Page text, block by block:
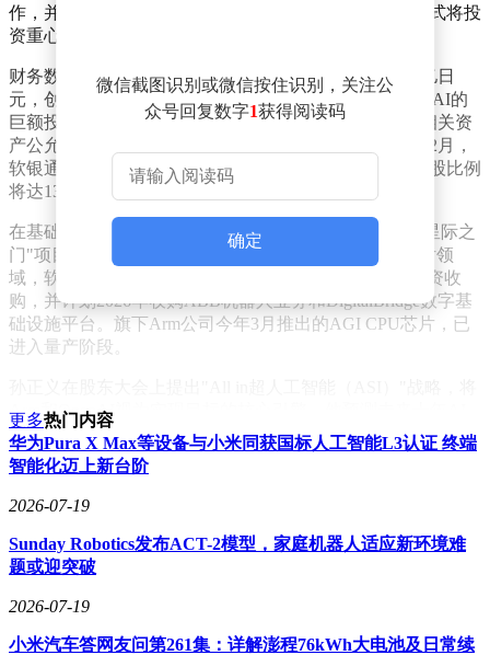
作，并为周边国家提供算力服务。这标志着软银集团正式将投
资重心转向人工智能领域。
财务数据显示，软银集团2025财年净利润首次突破5万亿日
元，创日本企业历史新高。这一业绩主要得益于对OpenAI的
巨额投资——截至财年末，软银累计投入346亿美元，相关资
产公允价值已升至796亿美元，浮盈达450亿美元。今年2月，
软银通过愿景基金2期追加300亿美元投资，预计最终持股比例
将达13%。
在基础设施布局方面，软银与OpenAI、甲骨文合作的"星际之
门"项目计划在美国投资5000亿美元建设数据中心。芯片领
域，软银完成对美国半导体公司Ampere Computing的全资收
购，并计划2026年收购ABB机器人业务和DigitalBridge数字基
础设施平台。旗下Arm公司今年3月推出的AGI CPU芯片，已
进入量产阶段。
Arm和OpenAI视为实现目标的核心引擎。他预测未来十年AI
能力将超越人类，当前技术革命规模可能达到互联网时代的50
倍，认为现在仅处于这场持续50至100年变革的起点阶段。
这位以激进投资风格著称的企业家，其职业生涯充满戏剧性。
报，助其登上亚洲首富宝座。但2019年WeWork上市失败导致
百亿美元损失，2017年投资英伟达后又在AI浪潮前清仓套
金，其财富排名在2022年跌至日本第三，如今凭借AI布局再
度登顶。
微信截图识别或微信按住识别，关注公
众号回复数字1获得阅读码
确定
更多热门内容
华为Pura X Max等设备与小米同获国标人工智能L3认证 终端
智能化迈上新台阶
2026-07-19
Sunday Robotics发布ACT-2模型，家庭机器人适应新环境难
题或迎突破
2026-07-19
小米汽车答网友问第261集：详解澎程76kWh大电池及日常续